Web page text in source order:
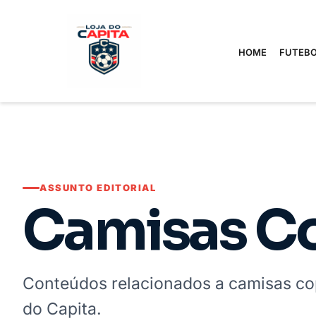
HOME
ASSUNTO EDITORIAL
Camisas
Conteúdos relacionados a camisas
do Capita.